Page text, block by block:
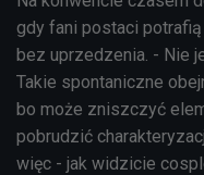
gdy fani postaci
bez uprzedzenia. - Nie
Takie spontaniczne
bo może zniszczyć
pobrudzić
więc - jak widzicie